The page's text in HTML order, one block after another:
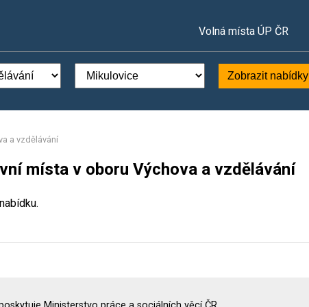
Volná místa ÚP ČR
Zobrazit nabídky
a vzdělávání
místa v oboru Výchova a vzdělávání